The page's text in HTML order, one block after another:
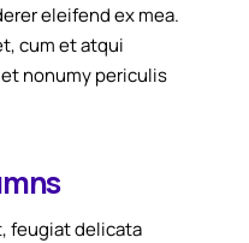
eleifend ex mea.
cum et atqui
nonumy periculis
feugiat delicata